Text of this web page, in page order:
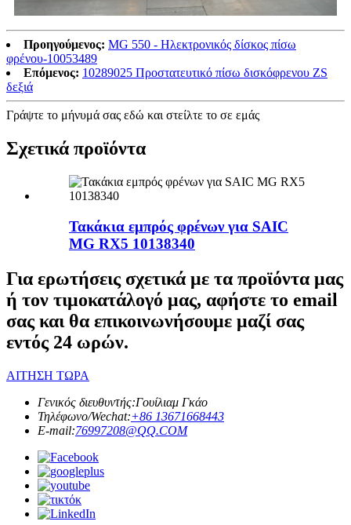
Προηγούμενος: MG 550 - Ηλεκτρονικός δίσκος πίσω
φρένου-10053489
Επόμενος: 10289025 Προστατευτικό πίσω δισκόφρενου ZS
δεξιά
Γράψτε το μήνυμά σας εδώ και στείλτε το σε εμάς
Σχετικά προϊόντα
Τακάκια εμπρός φρένων για SAIC
MG RX5 10138340
Για ερωτήσεις σχετικά με τα προϊόντα μας
ή τον τιμοκατάλογό μας, αφήστε το email
σας και θα επικοινωνήσουμε μαζί σας
εντός 24 ωρών.
ΑΙΤΗΣΗ ΤΩΡΑ
Γενικός διευθυντής:Γουίλιαμ Γκάο
Τηλέφωνο/Wechat:+86 13671668443
E-mail:76997208@QQ.COM